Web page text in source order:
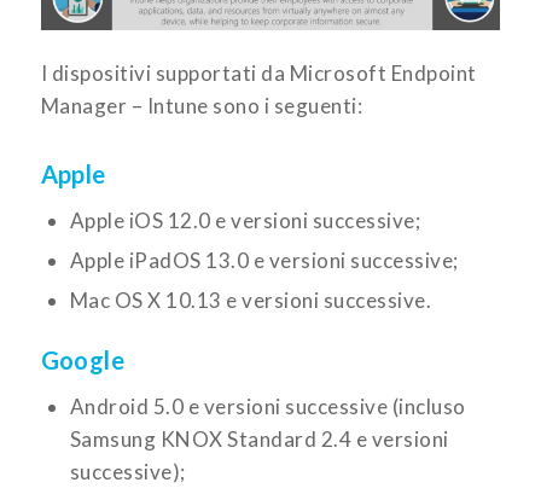
I dispositivi supportati da Microsoft Endpoint
Manager – Intune sono i seguenti:
Apple
Apple iOS 12.0 e versioni successive;
Apple iPadOS 13.0 e versioni successive;
Mac OS X 10.13 e versioni successive.
Google
Android 5.0 e versioni successive (incluso
Samsung KNOX Standard 2.4 e versioni
successive);